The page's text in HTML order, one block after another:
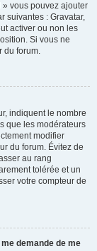
» vous pouvez ajouter
suivantes : Gravatar,
activer ou non les
Si vous ne
du forum.
indiquent le nombre
que les modérateurs
modifier
du forum. Évitez de
au rang
tolérée et un
votre compteur de
demande de me